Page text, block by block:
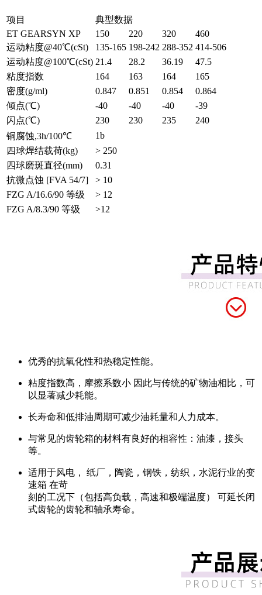
项目
典型数据
ET GEARSYN XP
150 220 320
460
运动粘度@40℃(cSt)
135-165 198-242 288-352 414-506
运动粘度@100℃(cSt) 21.4 28.2 36.19
47.5
粘度指数
164 163 164
165
密度(g/ml)
0.847 0.851 0.854
0.864
倾点(℃)
-40 -40 -40
-39
闪点(℃)
230 230 235
240
铜腐蚀,3h/100℃
1b
四球焊结载荷(kg)
> 250
四球磨斑直径(mm)
0.31
抗微点蚀 [FVA 54/7]
> 10
FZG A/16.6/90 等级
> 12
FZG A/8.3/90 等级
>12
优秀的抗氧化性和热稳定性能。
粘度指数高，摩擦系数小 因此与传统的矿物油相比，可
以显著减少耗能。
长寿命和低排油周期可减少油耗量和人力成本。
与常见的齿轮箱的材料有良好的相容性：油漆，接头
等。
适用于风电， 纸厂，陶瓷，钢铁，纺织，水泥行业的变
速箱 在苛
刻的工况下（包括高负载，高速和极端温度） 可延长闭
式齿轮的齿轮和轴承寿命。